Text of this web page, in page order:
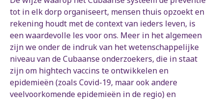
tot in elk dorp organiseert, mensen thuis opzoekt en
rekening houdt met de context van ieders leven, is
een waardevolle les voor ons. Meer in het algemeen
zijn we onder de indruk van het wetenschappelijke
niveau van de Cubaanse onderzoekers, die in staat
zijn om hightech vaccins te ontwikkelen en
epidemieën (zoals Covid-19, maar ook andere
veelvoorkomende epidemieën in de regio) en